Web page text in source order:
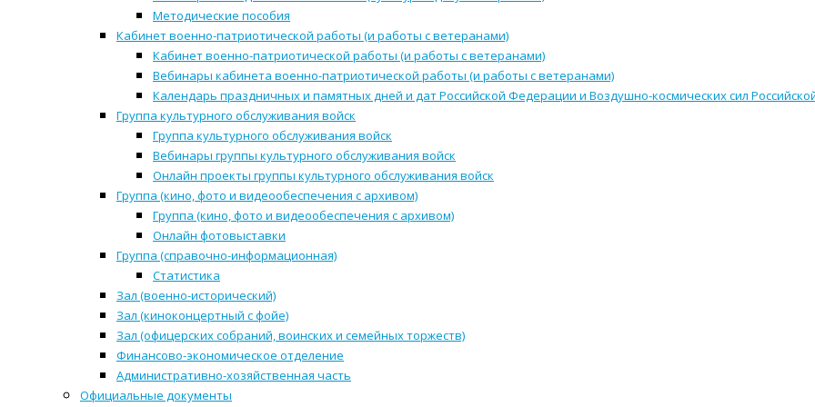
Методические пособия
Кабинет военно-патриотической работы (и работы с ветеранами)
Кабинет военно-патриотической работы (и работы с ветеранами)
Вебинары кабинета военно-патриотической работы (и работы с ветеранами)
Календарь праздничных и памятных дней и дат Российской Федерации и Воздушно-космических сил
Группа культурного обслуживания войск
Группа культурного обслуживания войск
Вебинары группы культурного обслуживания войск
Онлайн проекты группы культурного обслуживания войск
Группа (кино, фото и видеообеспечения с архивом)
Группа (кино, фото и видеообеспечения с архивом)
Онлайн фотовыставки
Группа (справочно-информационная)
Статистика
Зал (военно-исторический)
Зал (киноконцертный с фойе)
Зал (офицерских собраний, воинских и семейных торжеств)
Финансово-экономическое отделение
Административно-хозяйственная часть
Официальные документы